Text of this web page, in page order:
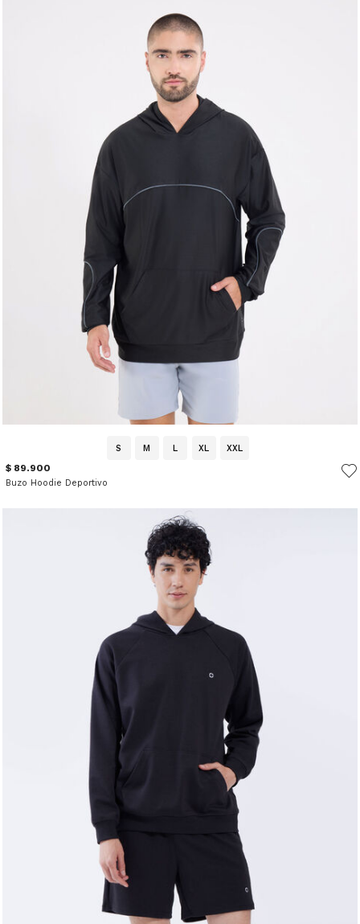
S M L XL XXL
$ 89.900
Buzo Hoodie Deportivo